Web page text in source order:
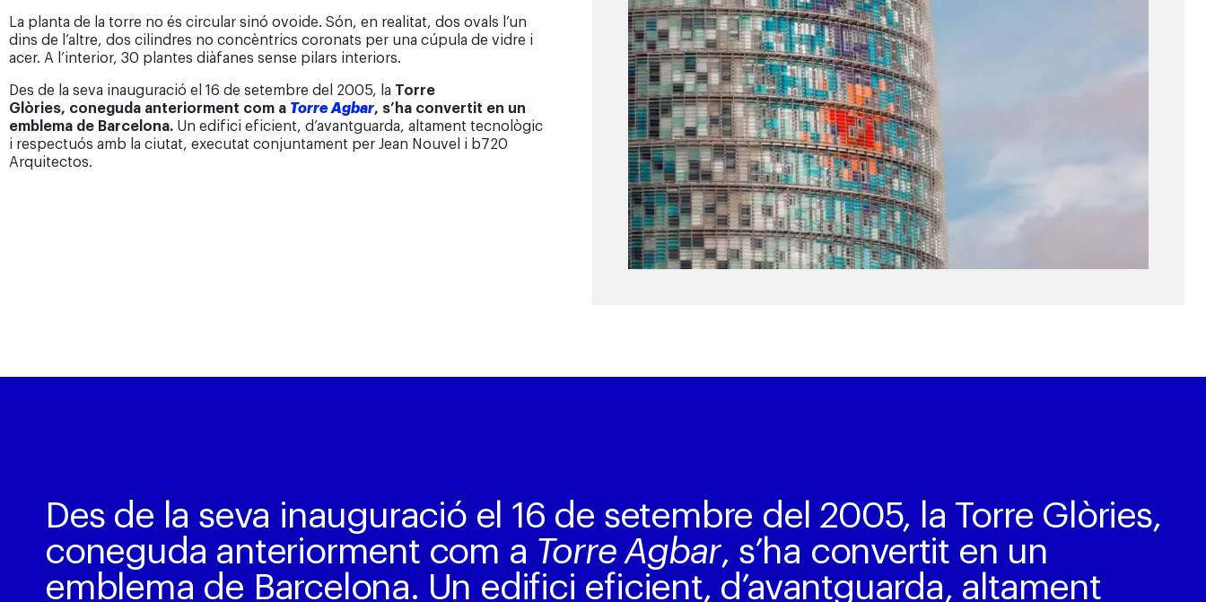
La planta de la torre no és circular sinó ovoide. Són, en realitat, dos ovals l’un
dins de l’altre, dos cilindres no concèntrics coronats per una cúpula de vidre i
acer. A l’interior, 30 plantes diàfanes sense pilars interiors.
Des de la seva inauguració el 16 de setembre del 2005, la Torre
Glòries, coneguda anteriorment com a Torre Agbar, s’ha convertit en un
emblema de Barcelona. Un edifici eficient, d’avantguarda, altament tecnològic
i respectuós amb la ciutat, executat conjuntament per Jean Nouvel i b720
Arquitectos.
Des de la seva inauguració el 16 de setembre del 2005, la Torre Glòries,
coneguda anteriorment com a Torre Agbar, s’ha convertit en un
emblema de Barcelona. Un edifici eficient, d’avantguarda, altament